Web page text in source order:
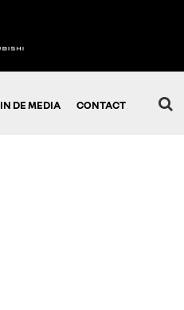
IN DE MEDIA CONTACT